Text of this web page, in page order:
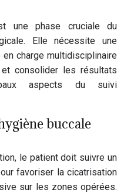
une phase cruciale du
Elle nécessite une
charge multidisciplinaire
consolider les résultats
aspects du suivi
buccale
le patient doit suivre un
favoriser la cicatrisation
sur les zones opérées.